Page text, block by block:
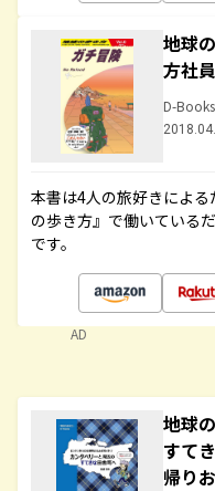
地球
方社
D-Books
本書は4人の旅好きによ
の歩き方』で働いている
です。
AD
地球
すて
帰り